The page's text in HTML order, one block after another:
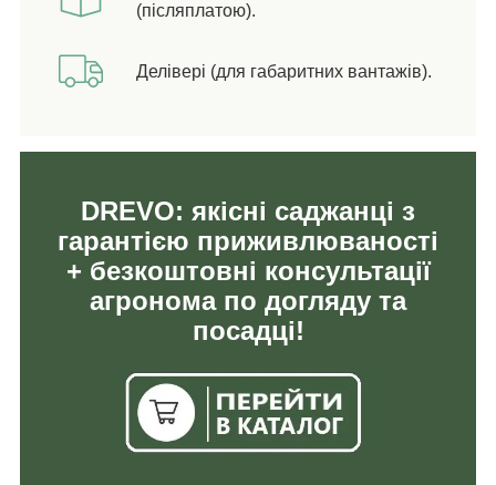
(післяплатою).
Делівері (для габаритних вантажів).
DREVO: якісні саджанці з
гарантією приживлюваності
+ безкоштовні консультації
агронома по догляду та
посадці!